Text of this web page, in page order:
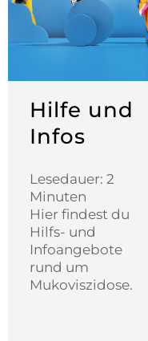
Hilfe und
Infos
Lesedauer: 2
Minuten
Hier findest du
Hilfs- und
Infoangebote
rund um
Mukoviszidose.